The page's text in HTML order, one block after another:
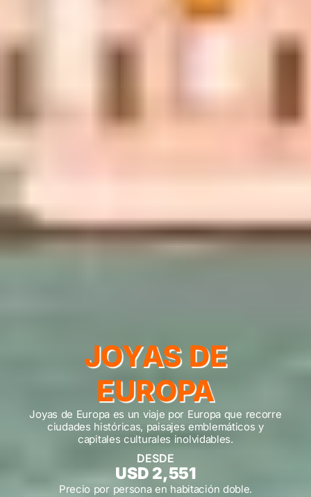
JOYAS DE
EUROPA
Joyas de Europa es un viaje por Europa que recorre
ciudades históricas, paisajes emblemáticos y
capitales culturales inolvidables.
DESDE
USD 2,551
Precio por persona en habitación doble.